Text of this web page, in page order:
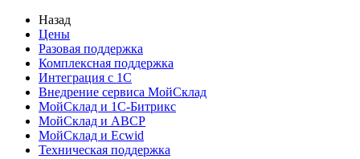
Назад
Цены
Разовая поддержка
Комплексная поддержка
Интеграция с 1С
Внедрение сервиса МойСклад
МойСклад и 1С-Битрикс
МойСклад и ABCP
МойСклад и Ecwid
Техническая поддержка